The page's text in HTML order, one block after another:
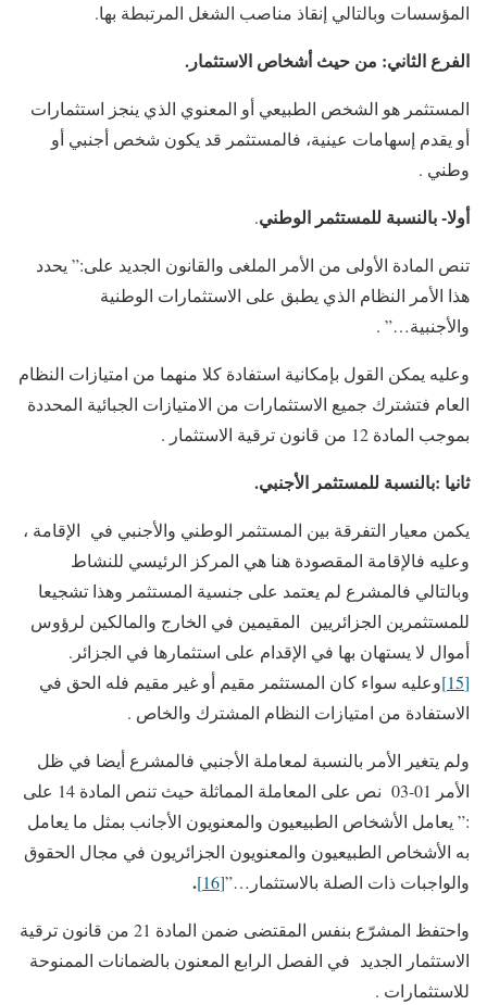
المؤسسات وبالتالي إنقاذ مناصب الشغل المرتبطة بها.
الفرع الثاني: من حيث أشخاص الاستثمار.
المستثمر هو الشخص الطبيعي أو المعنوي الذي ينجز استثمارات
أو يقدم إسهامات عينية، فالمستثمر قد يكون شخص أجنبي أو
وطني .
أولا- بالنسبة للمستثمر الوطني.
تنص المادة الأولى من الأمر الملغى والقانون الجديد على:” يحدد
هذا الأمر النظام الذي يطبق على الاستثمارات الوطنية
والأجنبية…” .
وعليه يمكن القول بإمكانية استفادة كلا منهما من امتيازات النظام
العام فتشترك جميع الاستثمارات من الامتيازات الجبائية المحددة
بموجب المادة 12 من قانون ترقية الاستثمار .
ثانيا :بالنسبة للمستثمر الأجنبي.
يكمن معيار التفرقة بين المستثمر الوطني والأجنبي في الإقامة ،
وعليه فالإقامة المقصودة هنا هي المركز الرئيسي للنشاط
وبالتالي فالمشرع لم يعتمد على جنسية المستثمر وهذا تشجيعا
للمستثمرين الجزائريين المقيمين في الخارج والمالكين لرؤوس
أموال لا يستهان بها في الإقدام على استثمارها في الجزائر.
[15]
وعليه سواء كان المستثمر مقيم أو غير مقيم فله الحق في
الاستفادة من امتيازات النظام المشترك والخاص .
ولم يتغير الأمر بالنسبة لمعاملة الأجنبي فالمشرع أيضا في ظل
الأمر 01-03 نص على المعاملة المماثلة حيث تنص المادة 14 على
:” يعامل الأشخاص الطبيعيون والمعنويون الأجانب بمثل ما يعامل
به الأشخاص الطبيعيون والمعنويون الجزائريون في مجال الحقوق
والواجبات ذات الصلة بالاستثمار…”[16]
.
واحتفظ المشرّع بنفس المقتضى ضمن المادة 21 من قانون ترقية
الاستثمار الجديد في الفصل الرابع المعنون بالضمانات الممنوحة
للاستثمارات .